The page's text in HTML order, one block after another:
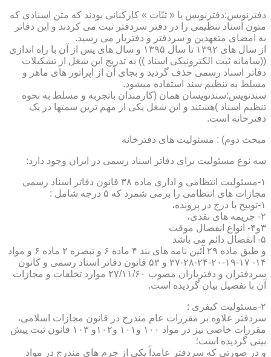
دفترنویس:دفترنویس یا « ثبّات » کارکنانی بودند که متن اسنادی که
متون اسناد تنظیمی را در دفتر سردفتر ثبت می کردند و این دفاتر
به امضای متعهدین و سردفتر و دفتریار می رسید.
از سال های ۱۳۹۲ تا سال ۱۳۹۵ و سال های پس از آن با راه اندازی
((سامانه ثبت الکترونیکی اسناد )) به تدریج این شغل از تشکیلات
دفاتر اسناد رسمی حذف گردید و بجای آن از اپراتور های ماهر و
مسلط به تنظیم سند استفاده میشود.
سندنویس:سندنویسان همان (کارمندان باتجربه و مسلط به نحوه
تنظیم اسناد )هستند و این شغل یکی از مهم ترین سمتها در یک
دفترخانه است.
مبحث دوم) : مسئولیت های دفترخانه
سه نوع مسئولیت برای دفاتر اسناد رسمی در ایران وجود دارد:
۱-مسئولیت انتظامی و اداری ماده ۳۸ قانون دفاتر اسناد رسمی
مجازات های انتظامی را برمی شمرد که ۵ درجه شامل :
۱-توبیخ با درج در پرونده،
۲- جریمه های نقدی،
۳و۴- انواع انفصال موقت
۵- انفصال دائم می باشد
و طبق ماده ۲۹ آئین نامه های بند ۴ ماده ۶ و تبصره ۲ ماده ۶ و مواد
۱۴- ۱۷-۱۹-۲۰-۲۴-۲۸-۳۷ و ۵۳ قانون دفاتر اسناد رسمی و کانون
سردفتران و دفتریاران مصوب ۲۷/۱۱/۶۰ موارد تخلفات و مجازات
آن با تفصیل بیان گردیده است.
۲-مسئولیت کیفری :
سردفتر علاوه بر مقررات عام مندرج در قانون مجازات اسلامی،
مقررات خاصی نیز در مواد ۱۰۰ و۱۰۱ و۱۰۲و ۱۰۳ قانون ثبت پیش
بینی گردیده است؛
و در صورتی که سردفتر عامداً یکی از جرم های مندرج در مواد